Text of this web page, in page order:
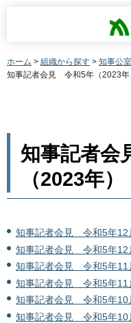
ホーム > 組織から探す > 知事公
知事記者会見 令和5年（2023年
知事記者
（2023年）
知事記者会見 令和5年12
知事記者会見 令和5年12
知事記者会見 令和5年11
知事記者会見 令和5年11
知事記者会見 令和5年10
知事記者会見 令和5年10